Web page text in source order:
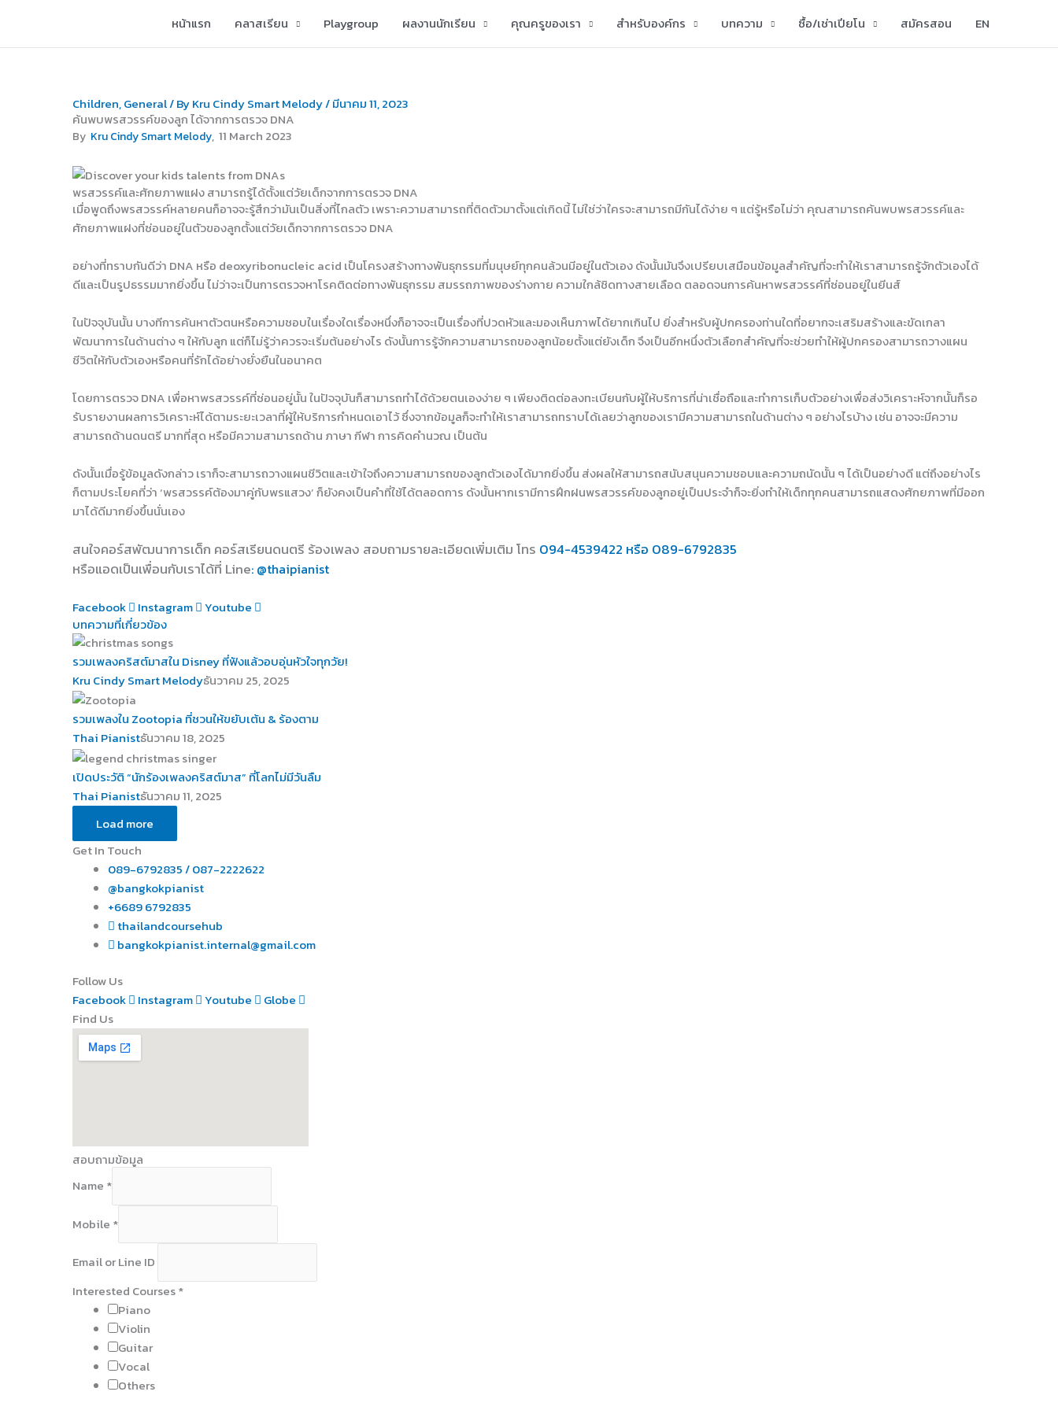
content
หน้าแรก คลาสเรียน Playgroup ผลงานนักเรียน คุณครูของเรา สำหรับองค์กร บทความ ซื้อ/เช่าเปียโน สมัครสอน EN
Children,General/ ByKru Cindy Smart Melody/มีนาคม 11, 2023
ค้นพบพรสวรรค์ของลูก ได้จากการตรวจ DNA
By Kru Cindy Smart Melody, 11 March 2023
พรสวรรค์และศักยภาพแฝง สามารถรู้ได้ตั้งแต่วัยเด็กจากการตรวจ DNA
เมื่อพูดถึงพรสวรรค์หลายคนก็อาจจะรู้สึกว่ามันเป็นสิ่งที่ไกลตัว เพราะความสามารถที่ติดตัวมาตั้งแต่เกิดนี้ ไม่ใช่ว่าใครจะสามารถมีกันได้ง่าย ๆ แต่รู้หรือไม่ว่า คุณสามารถค้นพบพรสวรรค์และ
ศักยภาพแฝงที่ซ่อนอยู่ในตัวของลูกตั้งแต่วัยเด็กจากการตรวจ DNA
อย่างที่ทราบกันดีว่า DNA หรือ deoxyribonucleic acid เป็นโครงสร้างทางพันธุกรรมที่มนุษย์ทุกคนล้วนมีอยู่ในตัวเอง ดังนั้นมันจึงเปรียบเสมือนข้อมูลสำคัญที่จะทำให้เราสามารถรู้จักตัวเองได้
ดีและเป็นรูปธรรมมากยิ่งขึ้น ไม่ว่าจะเป็นการตรวจหาโรคติดต่อทางพันธุกรรม สมรรถภาพของร่างกาย ความใกล้ชิดทางสายเลือด ตลอดจนการค้นหาพรสวรรค์ที่ซ่อนอยู่ในยีนส์
ในปัจจุบันนั้น บางทีการค้นหาตัวตนหรือความชอบในเรื่องใดเรื่องหนึ่งก็อาจจะเป็นเรื่องที่ปวดหัวและมองเห็นภาพได้ยากเกินไป ยิ่งสำหรับผู้ปกครองท่านใดที่อยากจะเสริมสร้างและขัดเกลา
พัฒนาการในด้านต่าง ๆ ให้กับลูก แต่ก็ไม่รู้ว่าควรจะเริ่มต้นอย่างไร ดังนั้นการรู้จักความสามารถของลูกน้อยตั้งแต่ยังเด็ก จึงเป็นอีกหนึ่งตัวเลือกสำคัญที่จะช่วยทำให้ผู้ปกครองสามารถวางแผน
ชีวิตให้กับตัวเองหรือคนที่รักได้อย่างยั่งยืนในอนาคต
โดยการตรวจ DNA เพื่อหาพรสวรรค์ที่ซ่อนอยู่นั้น ในปัจจุบันก็สามารถทำได้ด้วยตนเองง่าย ๆ เพียงติดต่อลงทะเบียนกับผู้ให้บริการที่น่าเชื่อถือและทำการเก็บตัวอย่างเพื่อส่งวิเคราะห์จากนั้นก็รอ
รับรายงานผลการวิเคราะห์ได้ตามระยะเวลาที่ผู้ให้บริการกำหนดเอาไว้ ซึ่งจากข้อมูลก็จะทำให้เราสามารถทราบได้เลยว่าลูกของเรามีความสามารถในด้านต่าง ๆ อย่างไรบ้าง เช่น อาจจะมีความ
สามารถด้านดนตรี มากที่สุด หรือมีความสามารถด้าน ภาษา กีฬา การคิดคำนวณ เป็นต้น
ดังนั้นเมื่อรู้ข้อมูลดังกล่าว เราก็จะสามารถวางแผนชีวิตและเข้าใจถึงความสามารถของลูกตัวเองได้มากยิ่งขึ้น ส่งผลให้สามารถสนับสนุนความชอบและความถนัดนั้น ๆ ได้เป็นอย่างดี แต่ถึงอย่างไร
ก็ตามประโยคที่ว่า ‘พรสวรรค์ต้องมาคู่กับพรแสวง’ ก็ยังคงเป็นคำที่ใช้ได้ตลอดการ ดังนั้นหากเรามีการฝึกฝนพรสวรรค์ของลูกอยู่เป็นประจำก็จะยิ่งทำให้เด็กทุกคนสามารถแสดงศักยภาพที่มีออก
มาได้ดีมากยิ่งขึ้นนั่นเอง
สนใจคอร์สพัฒนาการเด็ก คอร์สเรียนดนตรี ร้องเพลง สอบถามรายละเอียดเพิ่มเติม โทร 094-4539422 หรือ 089-6792835
หรือแอดเป็นเพื่อนกับเราได้ที่ Line: @thaipianist
Facebook Instagram
Youtube
บทความที่เกี่ยวข้อง
รวมเพลงคริสต์มาสใน Disney ที่ฟังแล้วอบอุ่นหัวใจทุกวัย!
Kru Cindy Smart Melodyธันวาคม 25, 2025
รวมเพลงใน Zootopia ที่ชวนให้ขยับเต้น & ร้องตาม
Thai Pianistธันวาคม 18, 2025
เปิดประวัติ “นักร้องเพลงคริสต์มาส” ที่โลกไม่มีวันลืม
Thai Pianistธันวาคม 11, 2025
Load more
Get In Touch
089-6792835 / 087-2222622
@bangkokpianist
+6689 6792835
thailandcoursehub
bangkokpianist.internal@gmail.com
Follow Us
Facebook
Instagram Youtube
Globe
Find Us
สอบถามข้อมูล
Name *
Mobile *
a
m
Email or Line ID
Interested Courses*
Piano
Violin
Guitar
Vocal
Others